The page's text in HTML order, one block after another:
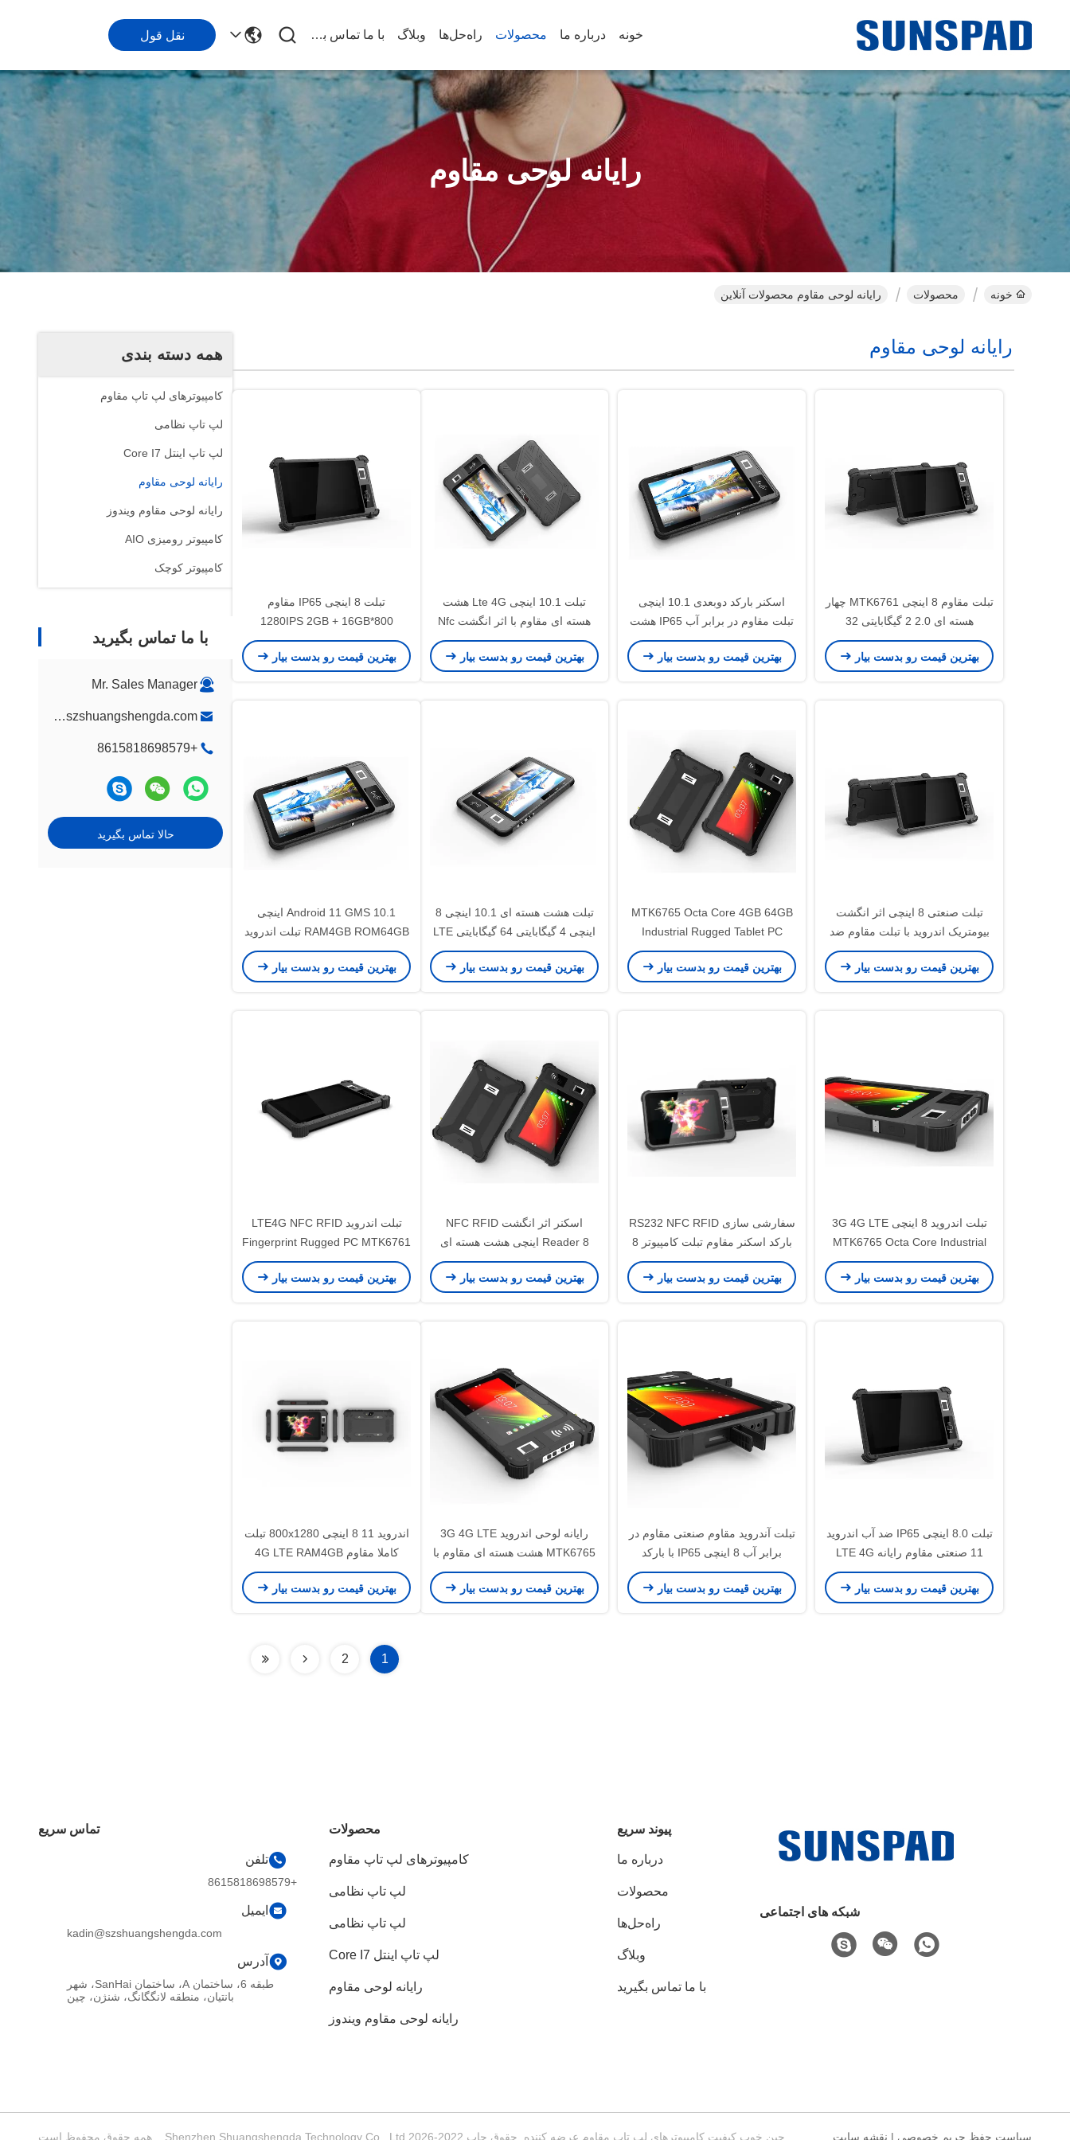
خونه درباره ما محصولات راه‌حل‌ها وبلاگ با ما تماس بگیرید نقل قول
رایانه لوحی مقاوم
خونه محصولات رایانه لوحی مقاوم محصولات آنلاین
همه دسته بندی
کامپیوترهای لپ تاپ مقاوم
لپ تاپ نظامی
لپ تاپ اینتل Core I7
رایانه لوحی مقاوم
رایانه لوحی مقاوم ویندوز
کامپیوتر رومیزی AIO
کامپیوتر کوچک
با ما تماس بگیرید
Mr. Sales Manager
kadin@szshuangshengda.com
+8615818698579
حالا تماس بگیرید
رایانه لوحی مقاوم
تبلت مقاوم 8 اینچی MTK6761 چهار
هسته ای 2.0 2 گیگابایتی 32
گیگابایتی IP65 مقاوم در برابر آب
بهترین قیمت رو بدست بیار
اسکنر بارکد دوبعدی 10.1 اینچی
تبلت مقاوم در برابر آب IP65 هشت
هسته ای 2.3 گیگاهرتز
بهترین قیمت رو بدست بیار
تبلت 10.1 اینچی Lte 4G هشت
هسته ای مقاوم با اثر انگشت Nfc
Rfid 13.56 مگاهرتز
بهترین قیمت رو بدست بیار
تبلت 8 اینچی IP65 مقاوم
800*1280IPS 2GB + 16GB
8000mAh 2.0MP 8.0MP Android
9.0
بهترین قیمت رو بدست بیار
تبلت صنعتی 8 اینچی اثر انگشت
بیومتریک اندروید با تبلت مقاوم ضد
آب NFC IP65
بهترین قیمت رو بدست بیار
MTK6765 Octa Core 4GB 64GB
Industrial Rugged Tablet PC
کامپیوتر 8 اینچی RJ45 RS232
پورت
بهترین قیمت رو بدست بیار
تبلت هشت هسته ای 10.1 اینچی 8
اینچی 4 گیگابایتی 64 گیگابایتی LTE
4G مقاوم با خواننده NFC RFID
بهترین قیمت رو بدست بیار
Android 11 GMS 10.1 اینچی
RAM4GB ROM64GB تبلت اندروید
مقاوم با اثر انگشت Biomtric
بهترین قیمت رو بدست بیار
تبلت اندروید 8 اینچی 3G 4G LTE
MTK6765 Octa Core Industrial
Android با خواننده اثرانگشت
بیومتریک NFC
بهترین قیمت رو بدست بیار
سفارشی سازی RS232 NFC RFID
بارکد اسکنر مقاوم تبلت کامپیوتر 8
اینچی صنعتی
بهترین قیمت رو بدست بیار
اسکنر اثر انگشت NFC RFID
Reader 8 اینچی هشت هسته ای
مقاوم تبلت کامپیوتر اسکنر بارکد 2
بعدی
بهترین قیمت رو بدست بیار
تبلت اندروید LTE4G NFC RFID
Fingerprint Rugged PC MTK6761
Quad Core 2.0GHZ
بهترین قیمت رو بدست بیار
تبلت 8.0 اینچی IP65 ضد آب اندروید
11 صنعتی مقاوم رایانه LTE 4G
NFC RFID Reader
بهترین قیمت رو بدست بیار
تبلت آندروید مقاوم صنعتی مقاوم در
برابر آب 8 اینچی IP65 با بارکد
اسکنر 1 بعدی 2 بعدی
بهترین قیمت رو بدست بیار
رایانه لوحی اندروید 3G 4G LTE
MTK6765 هشت هسته ای مقاوم با
حسگر اثرانگشت بیومتریک NFC
بهترین قیمت رو بدست بیار
اندروید 11 8 اینچی 800x1280 تبلت
کاملا مقاوم 4G LTE RAM4GB
ROM64GB با NFC RFID
بهترین قیمت رو بدست بیار
1
2
شبکه های اجتماعی
پيوند سريع
درباره ما
محصولات
راه‌حل‌ها
وبلاگ
با ما تماس بگیرید
محصولات
کامپیوترهای لپ تاپ مقاوم
لپ تاپ نظامی
لپ تاپ نظامی
لپ تاپ اینتل Core I7
رایانه لوحی مقاوم
رایانه لوحی مقاوم ویندوز
تماس سریع
تلفن
+8615818698579
ایمیل
kadin@szshuangshengda.com
آدرس
طبقه 6، ساختمان A، ساختمان SanHai، شهر
بانتیان، منطقه لانگگانگ، شنژن، چین
سیاست حفظ حریم خصوصی | نقشه سایت چین خوب کیفیت کامپیوترهای لپ تاپ مقاوم عرضه کننده. حقوق چاپ 2022-2026 Shenzhen Shuangshengda Technology Co., Ltd. . همه حقوق محفوظ است